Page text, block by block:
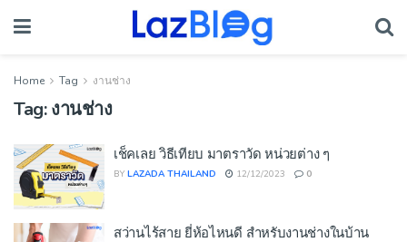
Home Tag งานช่าง
Tag:งานช่าง
เช็คเลย วิธีเทียบ มาตราวัด หน่วยต่าง ๆ
BY LAZADA THAILAND 12/12/2023 0
สว่านไร้สาย ยี่ห้อไหนดี สำหรับงานช่างในบ้าน